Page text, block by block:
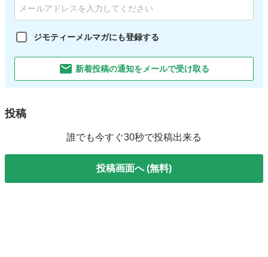
ジモティーメルマガにも登録する
新着投稿の通知をメールで受け取る
投稿
誰でも今すぐ30秒で投稿出来る
投稿画面へ (無料)